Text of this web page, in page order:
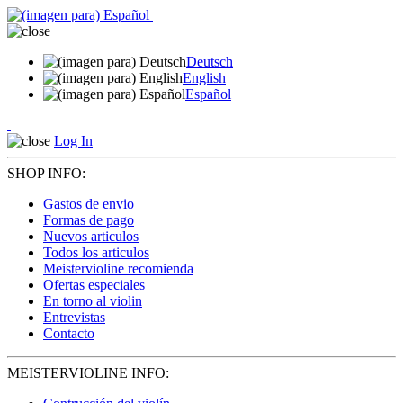
Deutsch
English
Español
Log In
SHOP INFO:
Gastos de envio
Formas de pago
Nuevos articulos
Todos los articulos
Meistervioline recomienda
Ofertas especiales
En torno al violin
Entrevistas
Contacto
MEISTERVIOLINE INFO: